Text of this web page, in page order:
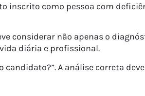
inscrito como pessoa com
considerar não apenas o
diária e profissional.
A análise correta